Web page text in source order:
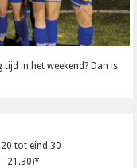
in het weekend? Dan is
tot eind 30
21.30)*